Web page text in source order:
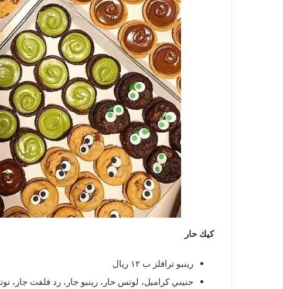
كيك حار
رينبو ترافلز ب ١٢ ريال
حنيني كراميل، لوتس حار، رينبو جار، رد فلفت جار، نوتيلا